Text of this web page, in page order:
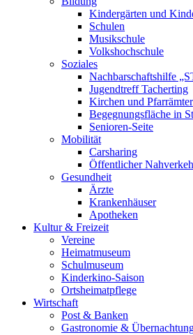
Kindergärten und
Schulen
Musikschule
Volkshochschule
Soziales
Nachbarschaftshilfe
Jugendtreff Tacherting
Kirchen und Pfarrämter
Begegnungsfläche in
Senioren-Seite
Mobilität
Carsharing
Öffentlicher
Gesundheit
Ärzte
Krankenhäuser
Apotheken
Kultur & Freizeit
Vereine
Heimatmuseum
Schulmuseum
Kinderkino-Saison
Ortsheimatpflege
Wirtschaft
Post & Banken
Gastronomie &